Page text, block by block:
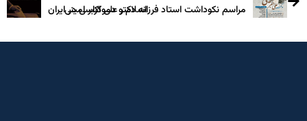
مراسم نکوداشت استاد فرزانه دکتر علی اکبر امینی
اسلام و دموکراسی در ایران